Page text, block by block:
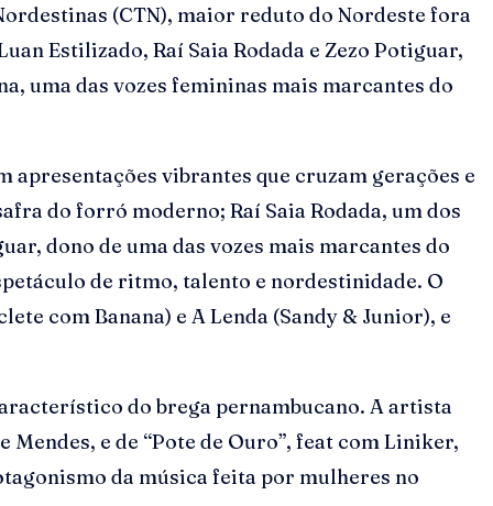
(CTN), maior reduto do Nordeste fora
Estilizado, Raí Saia Rodada e Zezo Potiguar,
uma das vozes femininas mais marcantes do
apresentações vibrantes que cruzam gerações e
do forró moderno; Raí Saia Rodada, um dos
dono de uma das vozes mais marcantes do
de ritmo, talento e nordestinidade. O
com Banana) e A Lenda (Sandy & Junior), e
do brega pernambucano. A artista
e de “Pote de Ouro”, feat com Liniker,
da música feita por mulheres no